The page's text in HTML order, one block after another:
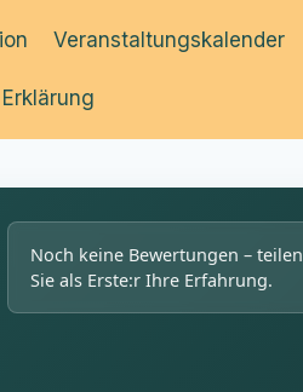
Veranstaltungskalender
Noch keine Bewertungen – teilen
Sie als Erste:r Ihre Erfahrung.